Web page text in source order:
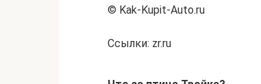
© Kak-Kupit-Auto.ru
Ссылки: zr.ru